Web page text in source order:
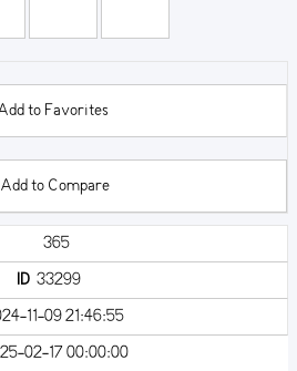
to Favorites
Add to Compare
365
ID33299
11-09 21:46:55
02-17 00:00:00